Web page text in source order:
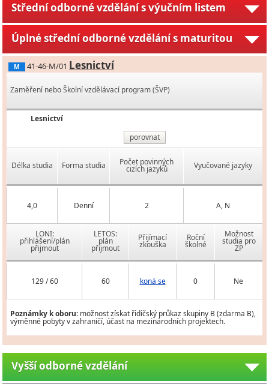
Střední odborné vzdělání s výučním listem
Úplné střední odborné vzdělání s maturitou
M 41-46-M/01 Lesnictví
Zaměření nebo Školní vzdělávací program (ŠVP)
Lesnictví
porovnat
Délka studia Forma studia Počet povinných
cizích jazyků Vyučované jazyky
4,0 Denní 2 A, N
LONI:
přihlášení/plán
přijmout
LETOS:
plán
přijmout
Přijímací
zkouška
Roční
školné
Možnost
studia pro
ZP
129 / 60 60 koná se 0 Ne
Poznámky k oboru: možnost získat řidičský průkaz skupiny B (zdarma B),
výměnné pobyty v zahraničí, účast na mezinárodních projektech.
Vyšší odborné vzdělání